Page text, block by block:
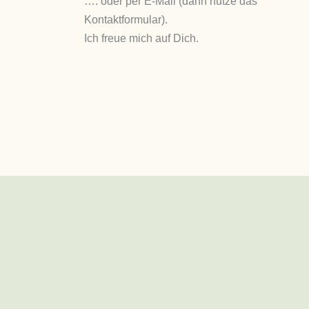
Kontaktformular).
Ich freue mich auf Dich.